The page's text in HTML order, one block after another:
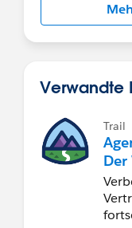
Verwandte
Trail
Der